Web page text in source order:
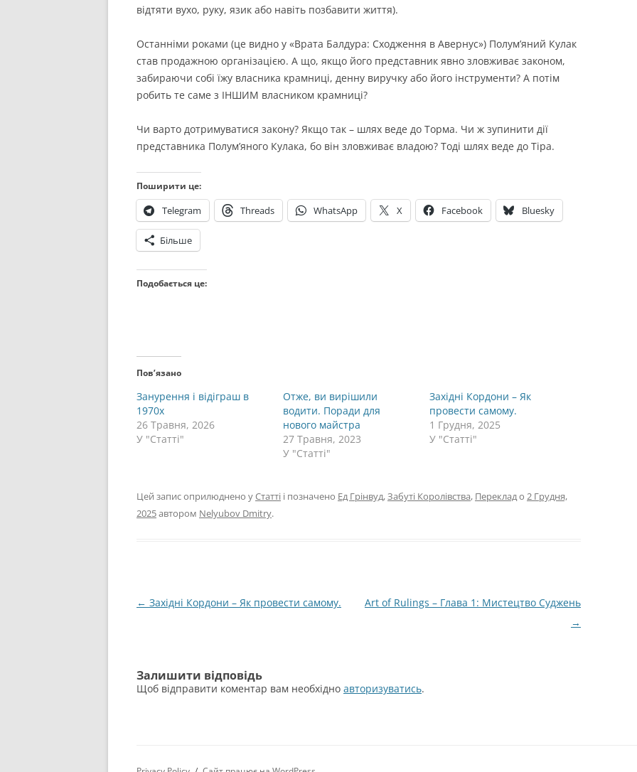
відтяти вухо, руку, язик або навіть позбавити життя).
Останніми роками (це видно у «Врата Балдура: Сходження в Авернус») Полум’яний Кулак
став продажною організацією. А що, якщо його представник явно зловживає законом,
забираючи собі їжу власника крамниці, денну виручку або його інструменти? А потім
робить те саме з ІНШИМ власником крамниці?
Чи варто дотримуватися закону? Якщо так – шлях веде до Торма. Чи ж зупинити дії
представника Полум’яного Кулака, бо він зловживає владою? Тоді шлях веде до Тіра.
Поширити це:
Telegram Threads WhatsApp X Facebook Bluesky
Більше
Подобається це:
Пов’язано
Занурення і відіграш в
1970х
26 Травня, 2026
У "Статті"
Отже, ви вирішили
водити. Поради для
нового майстра
27 Травня, 2023
У "Статті"
Західні Кордони – Як
провести самому.
1 Грудня, 2025
У "Статті"
Цей запис оприлюднено уСтатті і позначено Ед Грінвуд,Забуті Королівства, Перекладо 2 Грудня,
2025автором Nelyubov Dmitry.
Навігація
← Західні Кордони – Як провести самому.
Art of Rulings – Глава 1: Мистецтво Суджень
→
Залишити відповідь
Щоб відправити коментар вам необхідно авторизуватись.